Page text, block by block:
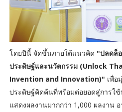
โดยปีนี้ จัดขึ้นภายใต้แนวคิด "ปลดล็
ประดิษฐ์และนวัตกรรม (Unlock
Invention and Innovation)" เพื่อ
ประดิษฐ์คิดค้นที่พร้อมต่อยอดสู่การใ
แสดงผลงานมากกว่า 1,000 ผลงาน